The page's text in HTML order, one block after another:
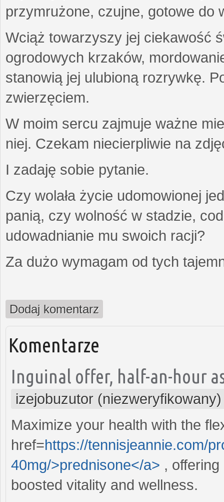
przymrużone, czujne, gotowe do
Wciąż towarzyszy jej ciekawość
ogrodowych krzaków,
stanowią jej ulubioną rozrywkę.
zwierzęciem.
W moim sercu zajmuje ważne
niej. Czekam niecierpliwie na
I zadaję sobie pytanie.
Czy wolała życie udomowionej
panią, czy wolność w stadzie,
udowadnianie mu swoich racji?
Za dużo wymagam od tych
Dodaj komentarz
Komentarze
Inguinal offer, half-an-hour
izejobuzutor (niezweryfikowany)
Maximize your health with the
href=https://tennisjeannie.com/
40mg/>prednisone</a> ,
boosted vitality and wellness.